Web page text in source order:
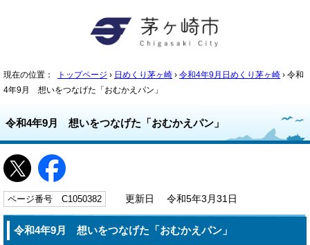
現在の位置： トップページ › 日めくり茅ヶ崎 › 令和4年9月日めくり茅ヶ崎 › 令和
4年9月 想いをつなげた「おむかえパン」
令和4年9月 想いをつなげた「おむかえパン」
ページ番号 C1050382 更新日 令和5年3月31日
令和4年9月 想いをつなげた「おむかえパン」